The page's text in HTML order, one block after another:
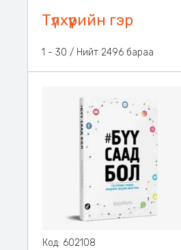
Түлхүүрийн гэр
31 - 60 / Нийт 2496 бараа
Код: 602108